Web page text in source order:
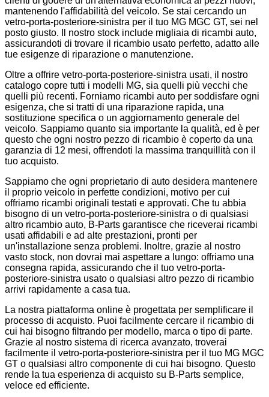
mantenendo l'affidabilità del veicolo. Se stai cercando un
vetro-porta-posteriore-sinistra per il tuo MG MGC GT, sei nel
posto giusto. Il nostro stock include migliaia di ricambi auto,
assicurandoti di trovare il ricambio usato perfetto, adatto alle
tue esigenze di riparazione o manutenzione.
Oltre a offrire vetro-porta-posteriore-sinistra usati, il nostro
catalogo copre tutti i modelli MG, sia quelli più vecchi che
quelli più recenti. Forniamo ricambi auto per soddisfare ogni
esigenza, che si tratti di una riparazione rapida, una
sostituzione specifica o un aggiornamento generale del
veicolo. Sappiamo quanto sia importante la qualità, ed è per
questo che ogni nostro pezzo di ricambio è coperto da una
garanzia di 12 mesi, offrendoti la massima tranquillità con il
tuo acquisto.
Sappiamo che ogni proprietario di auto desidera mantenere
il proprio veicolo in perfette condizioni, motivo per cui
offriamo ricambi originali testati e approvati. Che tu abbia
bisogno di un vetro-porta-posteriore-sinistra o di qualsiasi
altro ricambio auto, B-Parts garantisce che riceverai ricambi
usati affidabili e ad alte prestazioni, pronti per
un'installazione senza problemi. Inoltre, grazie al nostro
vasto stock, non dovrai mai aspettare a lungo: offriamo una
consegna rapida, assicurando che il tuo vetro-porta-
posteriore-sinistra usato o qualsiasi altro pezzo di ricambio
arrivi rapidamente a casa tua.
La nostra piattaforma online è progettata per semplificare il
processo di acquisto. Puoi facilmente cercare il ricambio di
cui hai bisogno filtrando per modello, marca o tipo di parte.
Grazie al nostro sistema di ricerca avanzato, troverai
facilmente il vetro-porta-posteriore-sinistra per il tuo MG MGC
GT o qualsiasi altro componente di cui hai bisogno. Questo
rende la tua esperienza di acquisto su B-Parts semplice,
veloce ed efficiente.